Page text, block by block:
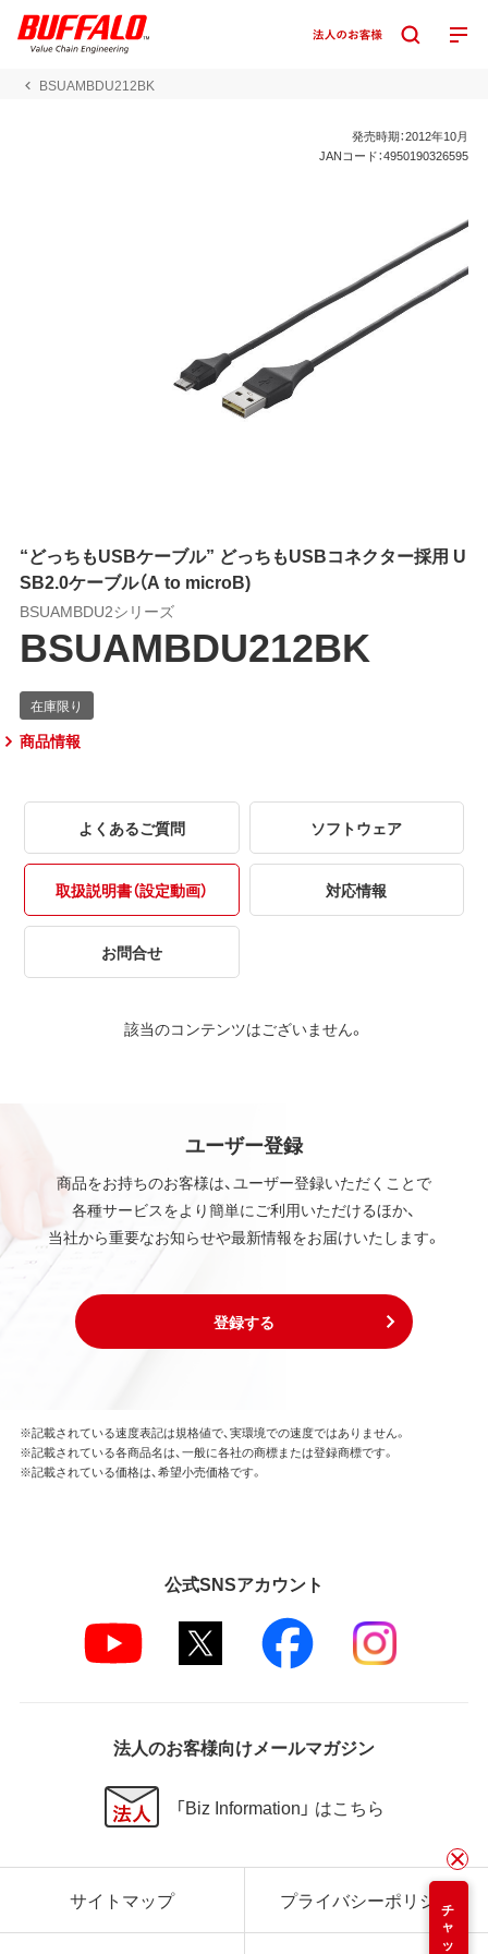
BSUAMBDU212BK
発売時期：2012年10月
JANコード：4950190326595
“どっちもUSBケーブル” どっちもUSBコネクター採用 U
SB2.0ケーブル（A to microB)
BSUAMBDU2シリーズ
BSUAMBDU212BK
商品情報
よくあるご質問 ソフトウェア
取扱説明書（設定動画） 対応情報
お問合せ
該当のコンテンツはございません。
ユーザー登録
商品をお持ちのお客様は、ユーザー登録いただくことで
各種サービスをより簡単にご利用いただけるほか、
当社から重要なお知らせや最新情報をお届けいたします。
登録する
チャット
※記載されている速度表記は規格値で、実環境での速度ではありません。
※記載されている各商品名は、一般に各社の商標または登録商標です。
※記載されている価格は、希望小売価格です。
公式SNSアカウント
法人のお客様向けメールマガジン
「Biz Information」 はこちら
サイトマップ プライバシーポリシー